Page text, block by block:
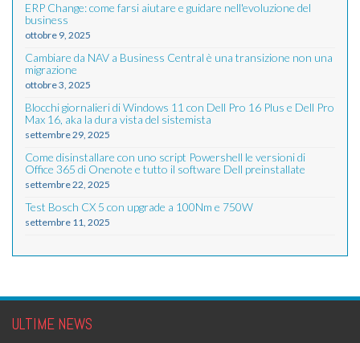
ERP Change: come farsi aiutare e guidare nell'evoluzione del
business
ottobre 9, 2025
Cambiare da NAV a Business Central è una transizione non una
migrazione
ottobre 3, 2025
Blocchi giornalieri di Windows 11 con Dell Pro 16 Plus e Dell Pro
Max 16, aka la dura vista del sistemista
settembre 29, 2025
Come disinstallare con uno script Powershell le versioni di
Office 365 di Onenote e tutto il software Dell preinstallate
settembre 22, 2025
Test Bosch CX 5 con upgrade a 100Nm e 750W
settembre 11, 2025
ULTIME NEWS